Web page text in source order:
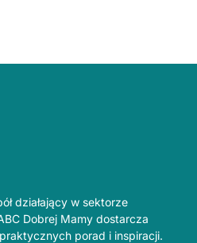
działający w sektorze
Dobrej Mamy dostarcza
porad i inspiracji.